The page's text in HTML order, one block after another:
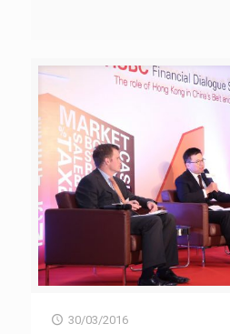
30/03/2016